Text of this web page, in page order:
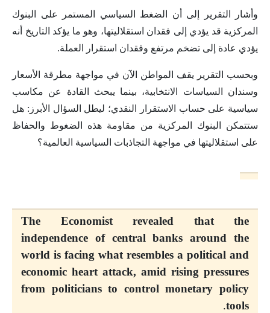
وأشار التقرير إلى أن الضغط السياسي المستمر على البنوك
المركزية قد يؤدي إلى فقدان استقلاليتها، وهو ما يؤكد التاريخ أنه
يؤدي عادة إلى تضخم مرتفع وفقدان استقرار العملة.
وبحسب التقرير يقف المواطن الآن في مواجهة مطرقة الأسعار
وسندان السياسات الانتخابية، بينما يبحث القادة عن مكاسب
سياسية على حساب الاستقرار النقدي؛ ليطل السؤال الأبرز: هل
ستتمكن البنوك المركزية من مقاومة هذه الضغوط والحفاظ
على استقلاليتها في مواجهة التجاذبات السياسية العالمية؟
The Economist revealed that the
independence of central banks around the
world is facing what resembles a political and
economic heart attack, amid rising pressures
from politicians to control monetary policy
tools
.